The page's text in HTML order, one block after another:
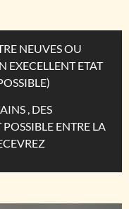
NEUVES OU
EXECELLENT ETAT
, DES
ENTRE LA